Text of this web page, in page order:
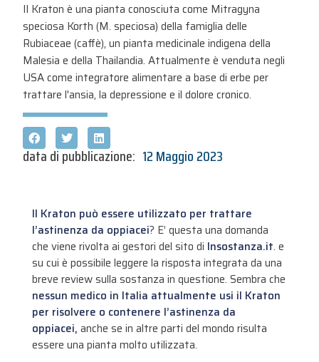
Il Kraton è una pianta conosciuta come Mitragyna
speciosa Korth (M. speciosa) della famiglia delle
Rubiaceae (caffè), un pianta medicinale indigena della
Malesia e della Thailandia. Attualmente è venduta negli
USA come integratore alimentare a base di erbe per
trattare l'ansia, la depressione e il dolore cronico.
data di pubblicazione: 12 Maggio 2023
Il Kraton può essere utilizzato per trattare
l’astinenza da oppiacei? E’ questa una domanda
che viene rivolta ai gestori del sito di Insostanza.it. e
su cui è possibile leggere la risposta integrata da una
breve review sulla sostanza in questione. Sembra che
nessun medico in Italia attualmente usi il Kraton
per risolvere o contenere l’astinenza da
oppiacei, anche se in altre parti del mondo risulta
essere una pianta molto utilizzata.